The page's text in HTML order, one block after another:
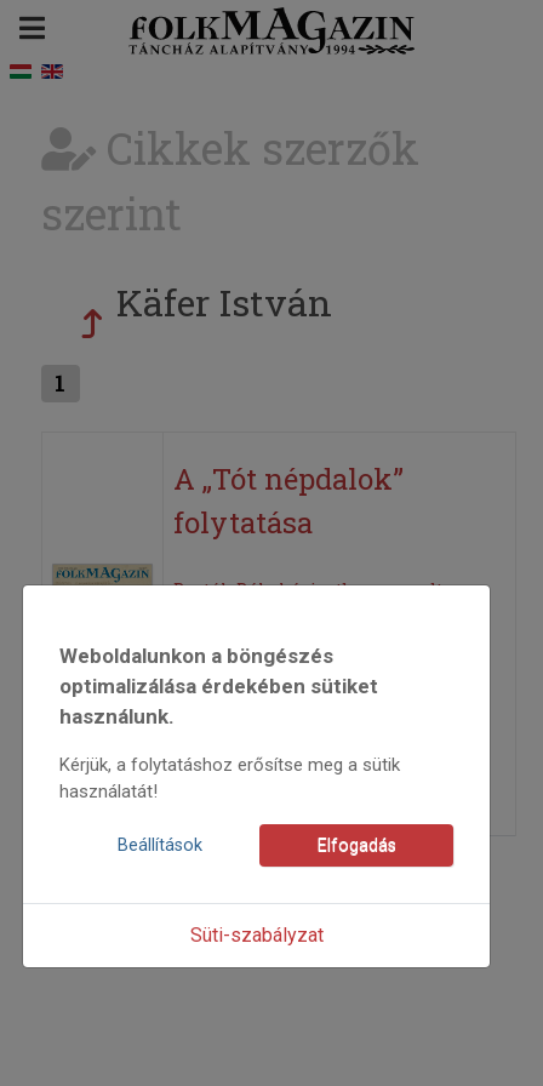
Cikkek szerzők
szerint
Käfer István
1
A „Tót népdalok”
folytatása
Bartók Béla kéziratban maradt
2011
Käfer István
Weboldalunkon a böngészés
optimalizálása érdekében sütiket
használunk.
Kérjük, a folytatáshoz erősítse meg a sütik
használatát!
Beállítások Elfogadás
Süti-szabályzat